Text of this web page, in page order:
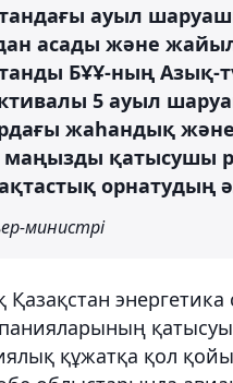
ауыл
асады және
БҰҰ-ның
5 ауыл
жаһандық және
маңызды қатысушы
орнатудың
министрі
Қазақстан
құжатқа қол